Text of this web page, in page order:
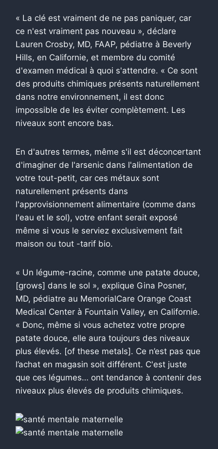
« La clé est vraiment de ne pas paniquer, car
ce n'est vraiment pas nouveau », déclare
Lauren Crosby, MD, FAAP, pédiatre à Beverly
Hills, en Californie, et membre du comité
d'examen médical à quoi s'attendre. « Ce sont
des produits chimiques présents naturellement
dans notre environnement, il est donc
impossible de les éviter complètement. Les
niveaux sont encore bas.
En d'autres termes, même s'il est déconcertant
d'imaginer de l'arsenic dans l'alimentation de
votre tout-petit, car ces métaux sont
naturellement présents dans
l'approvisionnement alimentaire (comme dans
l'eau et le sol), votre enfant serait exposé
même si vous le serviez exclusivement fait
maison ou tout -tarif bio.
« Un légume-racine, comme une patate douce,
[grows] dans le sol », explique Gina Posner,
MD, pédiatre au MemorialCare Orange Coast
Medical Center à Fountain Valley, en Californie.
« Donc, même si vous achetez votre propre
patate douce, elle aura toujours des niveaux
plus élevés. [of these metals]. Ce n’est pas que
l’achat en magasin soit différent. C'est juste
que ces légumes… ont tendance à contenir des
niveaux plus élevés de produits chimiques.